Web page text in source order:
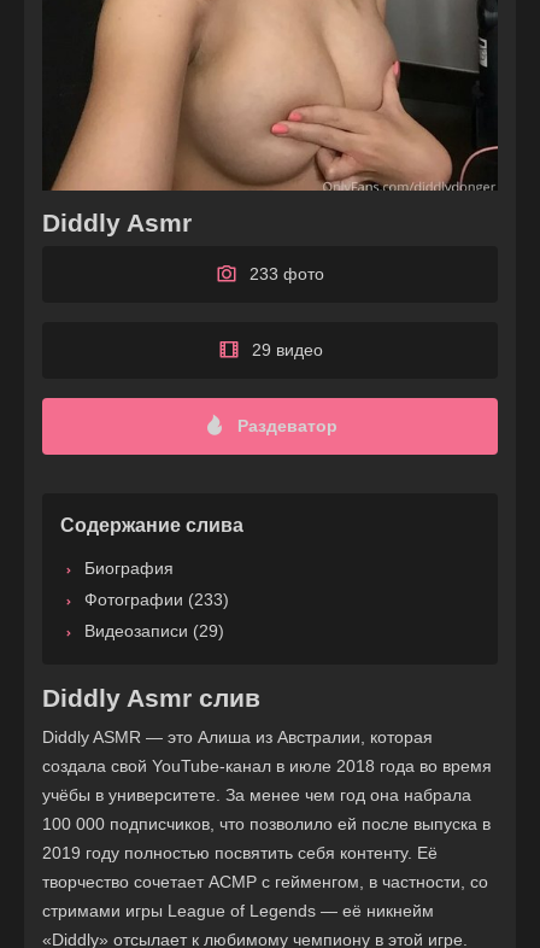
Diddly Asmr
233 фото
29 видео
Раздеватор
Содержание слива
Биография
Фотографии (233)
Видеозаписи (29)
Diddly Asmr слив
Diddly ASMR — это Алиша из Австралии, которая
создала свой YouTube-канал в июле 2018 года во время
учёбы в университете. За менее чем год она набрала
100 000 подписчиков, что позволило ей после выпуска в
2019 году полностью посвятить себя контенту. Её
творчество сочетает АСМР с гейменгом, в частности, со
стримами игры League of Legends — её никнейм
«Diddly» отсылает к любимому чемпиону в этой игре.